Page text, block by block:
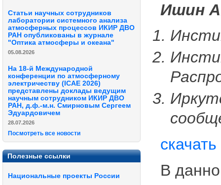
Статьи научных сотрудников
лаборатории системного анализа
атмосферных процессов ИКИР ДВО
РАН опубликованы в журнале
"Оптика атмосферы и океана"
05.08.2026
На 18-й Международной
конференции по атмосферному
электричеству (ICAE 2026)
представлены доклады ведущим
научным сотрудником ИКИР ДВО
РАН, д.ф.-м.н. Смирновым Сергеем
Эдуардовичем
28.07.2026
Посмотреть все новости
Полезные ссылки
Национальные проекты России
Ишин
скачать
В